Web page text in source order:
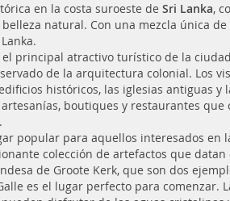
en la costa suroeste de Sri Lanka,
natural. Con una mezcla única
el principal atractivo turístico de la
de la arquitectura colonial. Los
históricos, las iglesias antiguas
boutiques y restaurantes
popular para aquellos interesados en
colección de artefactos que
de Groote Kerk, que son dos
es el lugar perfecto para comenzar.